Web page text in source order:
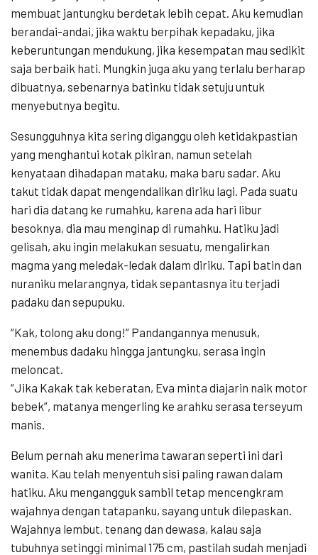
membuat jantungku berdetak lebih cepat. Aku kemudian
berandai-andai, jika waktu berpihak kepadaku, jika
keberuntungan mendukung, jika kesempatan mau sedikit
saja berbaik hati. Mungkin juga aku yang terlalu berharap
dibuatnya, sebenarnya batinku tidak setuju untuk
menyebutnya begitu.
Sesungguhnya kita sering diganggu oleh ketidakpastian
yang menghantui kotak pikiran, namun setelah
kenyataan dihadapan mataku, maka baru sadar. Aku
takut tidak dapat mengendalikan diriku lagi. Pada suatu
hari dia datang ke rumahku, karena ada hari libur
besoknya, dia mau menginap di rumahku. Hatiku jadi
gelisah, aku ingin melakukan sesuatu, mengalirkan
magma yang meledak-ledak dalam diriku. Tapi batin dan
nuraniku melarangnya, tidak sepantasnya itu terjadi
padaku dan sepupuku.
“Kak, tolong aku dong!” Pandangannya menusuk,
menembus dadaku hingga jantungku, serasa ingin
meloncat.
“Jika Kakak tak keberatan, Eva minta diajarin naik motor
bebek”, matanya mengerling ke arahku serasa terseyum
manis.
Belum pernah aku menerima tawaran seperti ini dari
wanita. Kau telah menyentuh sisi paling rawan dalam
hatiku. Aku mengangguk sambil tetap mencengkram
wajahnya dengan tatapanku, sayang untuk dilepaskan.
Wajahnya lembut, tenang dan dewasa, kalau saja
tubuhnya setinggi minimal 175 cm, pastilah sudah menjadi